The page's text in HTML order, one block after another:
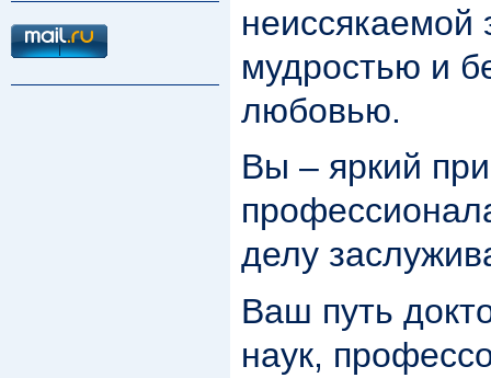
неиссякаемой
мудростью и
любовью.
Вы – яркий
делу
Ваш путь
наук,